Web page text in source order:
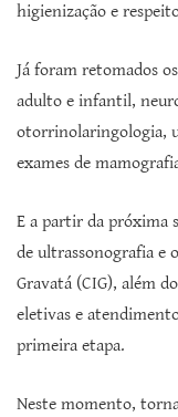
higienização e
Já foram retomados
adulto e infantil,
otorrinolaringologia,
exames de
E a partir da próxima
de ultrassonografia e
Gravatá (CIG), além
eletivas e
primeira etapa.
Neste momento,